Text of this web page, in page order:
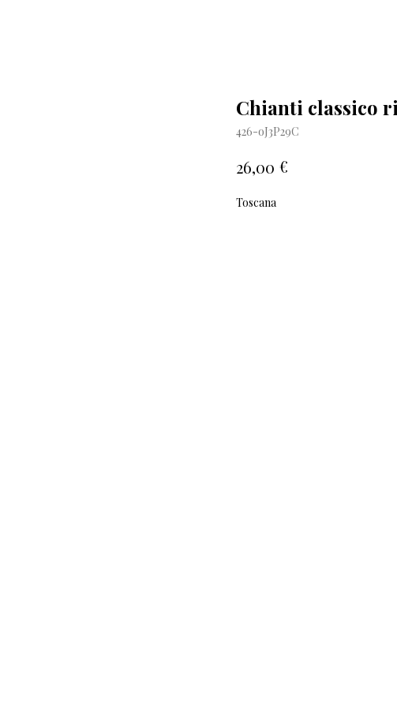
Chianti classico
426-oJ3P29C
26,00 €
Toscana